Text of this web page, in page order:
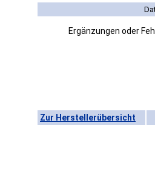
Ergänzungen oder
Zur Herstellerübersicht